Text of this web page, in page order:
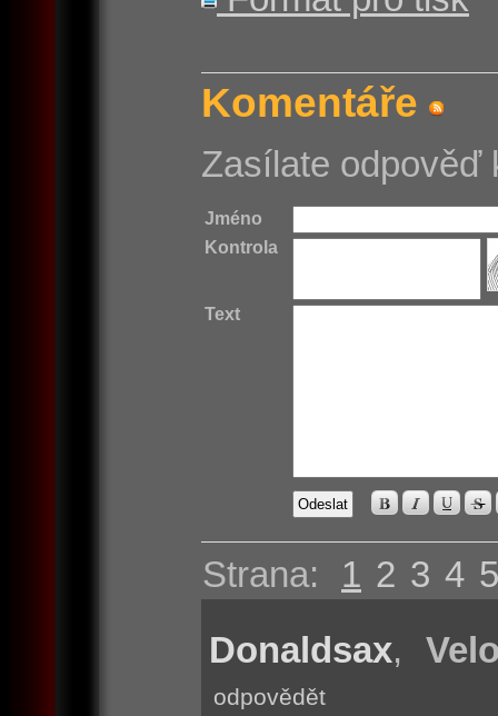
Komentáře
Zasílate odpověď
Jméno
Kontrola
Text
Strana: 1 2 3 4 5
Donaldsax,
odpovědět